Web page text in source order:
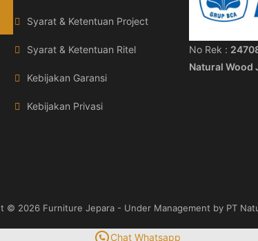
Syarat & Ketentuan Project
Syarat & Ketentuan Ritel
Kebijakan Garansi
Kebijakan Privasi
No Rek :
Natural Wood
© 2026 Furniture Jepara- Under Management by PT
Chat Whatsapp